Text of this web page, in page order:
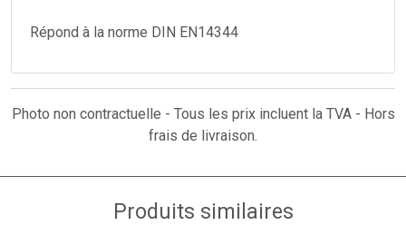
Répond à la norme DIN EN14344
Photo non contractuelle - Tous les prix incluent la TVA - Hors
frais de livraison.
Produits similaires